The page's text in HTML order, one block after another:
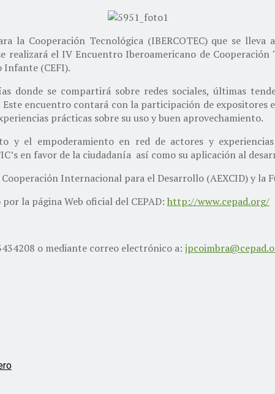
la Cooperación Tecnológica (IBERCOTEC) que se
realizará el IV Encuentro Iberoamericano de
Infante (CEFI).
donde se compartirá sobre redes sociales, últimas
encuentro contará con la participación de expositores
prácticas sobre su uso y buen aprovechamiento.
y el empoderamiento en red de actores y
en favor de la ciudadanía así como su aplicación al
Internacional para el Desarrollo (AEXCID) y la
la página Web oficial del CEPAD: http://www.cepad.org/
o mediante correo electrónico a: